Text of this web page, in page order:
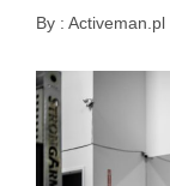
By : Activeman.pl